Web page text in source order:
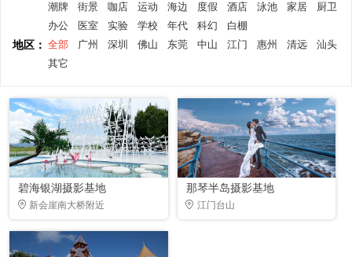
潮牌
街景 咖店 运动 海边 度假 酒店 泳池 家居
厨卫
办公
医室 实验 学校 年代 科幻 白棚
地区： 全部 广州 深圳 佛山 东莞 中山 江门 惠州 清远
汕头
其它
碧海银湖摄影基地
新会崖南大桥附近
那琴半岛摄影基地
江门台山